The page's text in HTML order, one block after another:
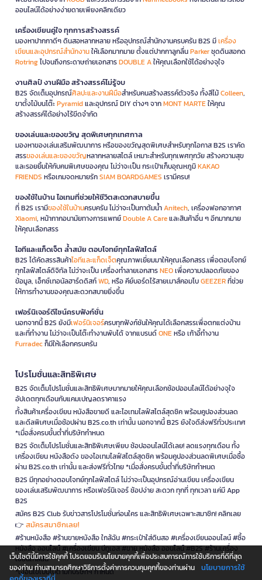
ออนไลน์ได้อย่างง่ายดายเพียงคลิกเดียว
เครื่องเขียนคู่ใจ ทุกการสร้างสรรค์
มองหาปากกาดีๆ ดินสอหลากหลาย หรืออุปกรณ์สำนักงานครบครัน B2S มีเครื่อง
เขียนและอุปกรณ์สำนักงานให้เลือกมากมาย ตั้งแต่ปากกาลูกลื่นParkerชุดดินสอกด
Rotringไปจนถึงกระดาษถ่ายเอกสารDOUBLE Aให้คุณเลือกใช้ได้อย่างจุใจ
งานศิลป์ งานฝีมือ สร้างสรรค์ไม่รู้จบ
B2S จัดเต็มอุปกรณ์ศิลปะและงานฝีมือสำหรับคนสร้างสรรค์ตัวจริง ทั้งสีไม้Colleen,
ขาตั้งไม้บนโต๊ะPyramidและอุปกรณ์ DIY ต่างๆ จากMONT MARTEให้คุณ
สร้างสรรค์ได้อย่างไร้ขีดจำกัด
ของเล่นและของขวัญ สุดพิเศษทุกเทศกาล
มองหาของเล่นเสริมพัฒนาการ หรือของขวัญสุดพิเศษสำหรับทุกโอกาส B2S เราคัด
สรรของเล่นและของขวัญหลากหลายสไตล์ เหมาะสำหรับทุกเพศทุกวัย สร้างความสุข
และรอยยิ้มให้กับคนพิเศษของคุณ ไม่ว่าจะเป็น กระเป๋าเก็บอุณหภูมิKAKAO
FRIENDS หรือเกมจดหมายรักSIAM BOARDGAMES เรามีครบ!
ของใช้ในบ้าน ไอเทมที่ช่วยให้ชีวิตสะดวกสบายขึ้น
ที่ B2S เรามีของใช้ในบ้านครบครัน ไม่ว่าจะเป็นกาต้มน้ำAnitech, เครื่องฟอกอากาศ
Xiaomi, หน้ากากอนามัยทางการแพทย์Double A Careและสินค้าอื่น ๆ อีกมากมาย
ให้คุณเลือกสรร
ไอทีและแก็ดเจ็ต ล้ำสมัย ตอบโจทย์ทุกไลฟ์สไตล์
B2S ได้คัดสรรสินค้าไอทีและแก็ดเจ็ตคุณภาพเยี่ยมมาให้คุณเลือกสรร เพื่อตอบโจทย์
ทุกไลฟ์สไตล์ดิจิทัล ไม่ว่าจะเป็น เครื่องทำลายเอกสารNEOเพื่อความปลอดภัยของ
ข้อมูล, เอ็กซ์เทอนัลฮาร์ดดิสก์WD, หรือ คีย์บอร์ดไร้สายเมาส์คอมโบGEEZERที่ช่วย
ให้การทำงานของคุณสะดวกสบายยิ่งขึ้น
เฟอร์นิเจอร์ดีไซน์ครบฟังก์ชั่น
นอกจากนี้ B2S ยังมีเฟอร์นิเจอร์ครบทุกฟังก์ชันให้คุณได้เลือกสรรเพื่อตกแต่งบ้าน
และที่ทำงาน ไม่ว่าจะเป็นโต๊ะทำงานพับได้ จากแบรนด์ONEหรือ เก้าอี้ทำงาน
Furradecก็มีให้เลือกครบครัน
โปรโมชั่นและสิทธิพิเศษ
B2S จัดเต็มโปรโมชั่นและสิทธิพิเศษมากมายให้คุณเลือกช้อปออนไลน์ได้อย่างจุใจ
อัปเดตทุกเดือนกับแคมเปญลดราคาแรง
ทั้งสินค้าเครื่องเขียน หนังสือขายดี และไอเทมไลฟ์สไตล์สุดชิค พร้อมคูปองส่วนลด
และดีลพิเศษเมื่อช้อปผ่าน B2S.co.th เท่านั้น นอกจากนี้ B2S ยังใจดีส่งฟรีทั่วประเทศ
*เมื่อสั่งครบขั้นต่ำที่บริษัทกำหนด
B2S จัดเต็มโปรโมชั่นและสิทธิพิเศษเพียบ ช้อปออนไลน์ได้เลย! ลดแรงทุกเดือน ทั้ง
เครื่องเขียน หนังสือดัง ของไอเทมไลฟ์สไตล์สุดชิค พร้อมคูปองส่วนลดพิเศษเมื่อซื้อ
ผ่าน B2S.co.th เท่านั้น และส่งฟรีทั่วไทย *เมื่อสั่งครบขั้นต่ำที่บริษัทกำหนด
B2S มีทุกอย่างตอบโจทย์ทุกไลฟ์สไตล์ ไม่ว่าจะเป็นอุปกรณ์อ่านเขียน เครื่องเขียน
ของเล่นเสริมพัฒนาการ หรือเฟอร์นิเจอร์ ช้อปง่าย สะดวก ทุกที่ ทุกเวลา แค่มี App
B2S
สมัคร B2S Club รับข่าวสารโปรโมชั่นก่อนใคร และสิทธิพิเศษเฉพาะสมาชิก! คลิกเลย
👉 สมัครสมาชิกเลย!
#ร้านหนังสือ #ร้านขายหนังสือ ใกล้ฉัน #กระเป๋าใส่ดินสอ #เครื่องเขียนออนไลน์ #ซื้อ
หนังสือ ออนไลน์ #เครื่องเขียน บีทูเอส #ขาย หนังสือ ออนไลน์ #B2S #ร้านเครื่อง
เขียนใกล้ฉัน
*เงื่อนไขเป็นไปตามที่บริษัทฯ กำหนด
เว็บไซต์นี้มีการใช้คุกกี้ โปรดยอมรับนโยบายคุกกี้เพื่อประสบการณ์การใช้บริการที่ดีที่สุด
ของท่าน ท่านสามารถศึกษาวิธีการตั้งค่าการควบคุมคุกกี้ของท่านผ่าน
นโยบายการใช้